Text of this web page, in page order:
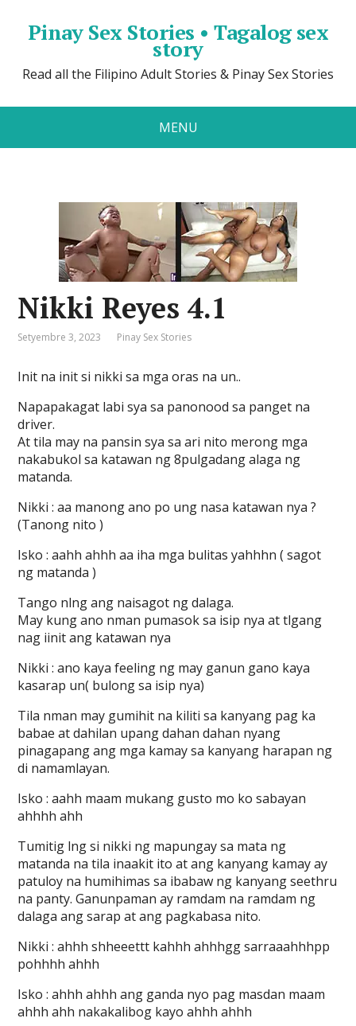
Pinay Sex Stories • Tagalog sex
story
Read all the Filipino Adult Stories & Pinay Sex Stories
MENU
Nikki Reyes 4.1
Setyembre 3, 2023 Pinay Sex Stories
Init na init si nikki sa mga oras na un..
Napapakagat labi sya sa panonood sa panget na
driver.
At tila may na pansin sya sa ari nito merong mga
nakabukol sa katawan ng 8pulgadang alaga ng
matanda.
Nikki : aa manong ano po ung nasa katawan nya ?
(Tanong nito )
Isko : aahh ahhh aa iha mga bulitas yahhhn ( sagot
ng matanda )
Tango nlng ang naisagot ng dalaga.
May kung ano nman pumasok sa isip nya at tlgang
nag iinit ang katawan nya
Nikki : ano kaya feeling ng may ganun gano kaya
kasarap un( bulong sa isip nya)
Tila nman may gumihit na kiliti sa kanyang pag ka
babae at dahilan upang dahan dahan nyang
pinagapang ang mga kamay sa kanyang harapan ng
di namamlayan.
Isko : aahh maam mukang gusto mo ko sabayan
ahhhh ahh
Tumitig lng si nikki ng mapungay sa mata ng
matanda na tila inaakit ito at ang kanyang kamay ay
patuloy na humihimas sa ibabaw ng kanyang seethru
na panty. Ganunpaman ay ramdam na ramdam ng
dalaga ang sarap at ang pagkabasa nito.
Nikki : ahhh shheeettt kahhh ahhhgg sarraaahhhpp
pohhhh ahhh
Isko : ahhh ahhh ang ganda nyo pag masdan maam
ahhh ahh nakakalibog kayo ahhh ahhh